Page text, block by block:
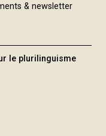
& newsletter
le plurilinguisme